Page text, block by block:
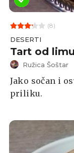
(8)
DESERTI
Tart od
Ružica Šoštar
Jako sočan i
priliku.